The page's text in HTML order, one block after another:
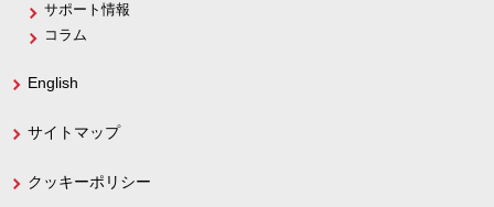
サポート情報
コラム
English
サイトマップ
クッキーポリシー